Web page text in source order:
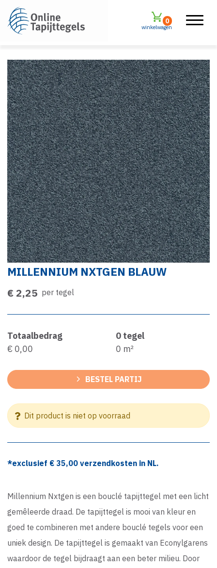
winkelwagen
0
MILLENNIUM NXTGEN BLAUW
€ 2,25 per tegel
Totaalbedrag
€ 0,00
0 tegel
0 m²
BESTEL PARTIJ
Dit product is niet op voorraad
*exclusief € 35,00 verzendkosten in NL.
Millennium Nxtgen is een bouclé tapijttegel met een licht
gemêleerde draad. De tapijttegel is mooi van kleur en
goed te combineren met andere bouclé tegels voor een
uniek design. De tapijttegel is gemaakt van Econylgarens
waardoor de tegel bijdraagt aan een beter milieu. Door